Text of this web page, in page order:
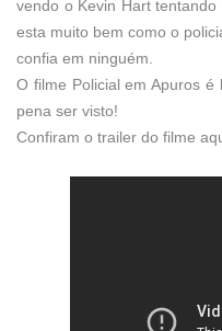
vendo o Kevin Hart
esta muito bem como o
confia em ninguém.
O filme Policial em Apuros
pena ser visto!
Confiram o trailer do filme